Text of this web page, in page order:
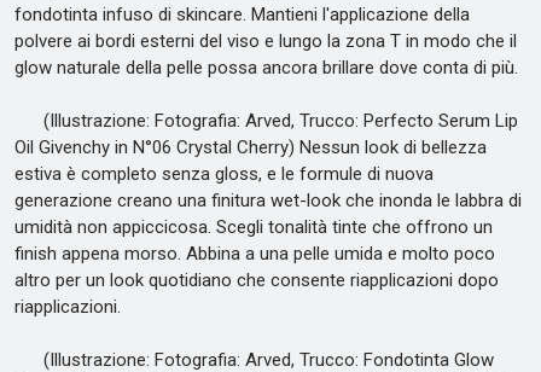
fondotinta infuso di skincare. Mantieni l'applicazione della
polvere ai bordi esterni del viso e lungo la zona T in modo che il
glow naturale della pelle possa ancora brillare dove conta di più.
(Illustrazione: Fotografia: Arved, Trucco: Perfecto Serum Lip
Oil Givenchy in N°06 Crystal Cherry) Nessun look di bellezza
estiva è completo senza gloss, e le formule di nuova
generazione creano una finitura wet-look che inonda le labbra di
umidità non appiccicosa. Scegli tonalità tinte che offrono un
finish appena morso. Abbina a una pelle umida e molto poco
altro per un look quotidiano che consente riapplicazioni dopo
riapplicazioni.
(Illustrazione: Fotografia: Arved, Trucco: Fondotinta Glow